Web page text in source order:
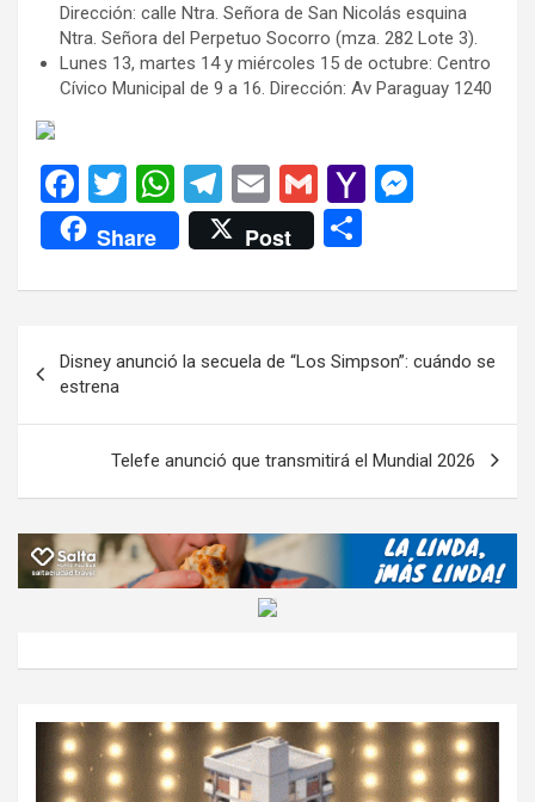
Dirección: calle Ntra. Señora de San Nicolás esquina
Ntra. Señora del Perpetuo Socorro (mza. 282 Lote 3).
Lunes 13, martes 14 y miércoles 15 de octubre: Centro
Cívico Municipal de 9 a 16. Dirección: Av Paraguay 1240
F
a
ce
b
o
k
T
wi
tt
er
W
h
at
s
p
p
T
el
e
gr
m
E
m
ail
G
m
ail
Y
o
M
ail
n
er
Share Post
m
ar
tir
de
entradas
Disney anunció la secuela de “Los Simpson”: cuándo se
estrena
Telefe anunció que transmitirá el Mundial 2026